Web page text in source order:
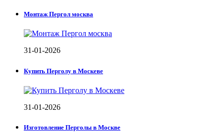
Монтаж Пергол москва
31-01-2026
Купить Перголу в Москеве
31-01-2026
Изготовление Перголы в Москве